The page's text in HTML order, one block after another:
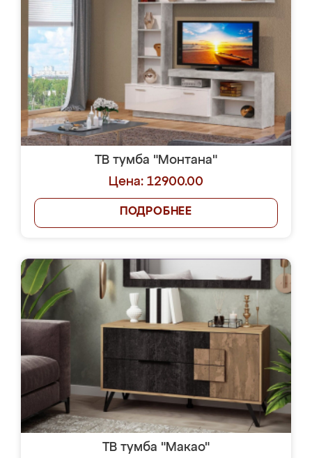
ТВ тумба "Монтана"
Цена: 12900.00
ПОДРОБНЕЕ
ТВ тумба "Макао"